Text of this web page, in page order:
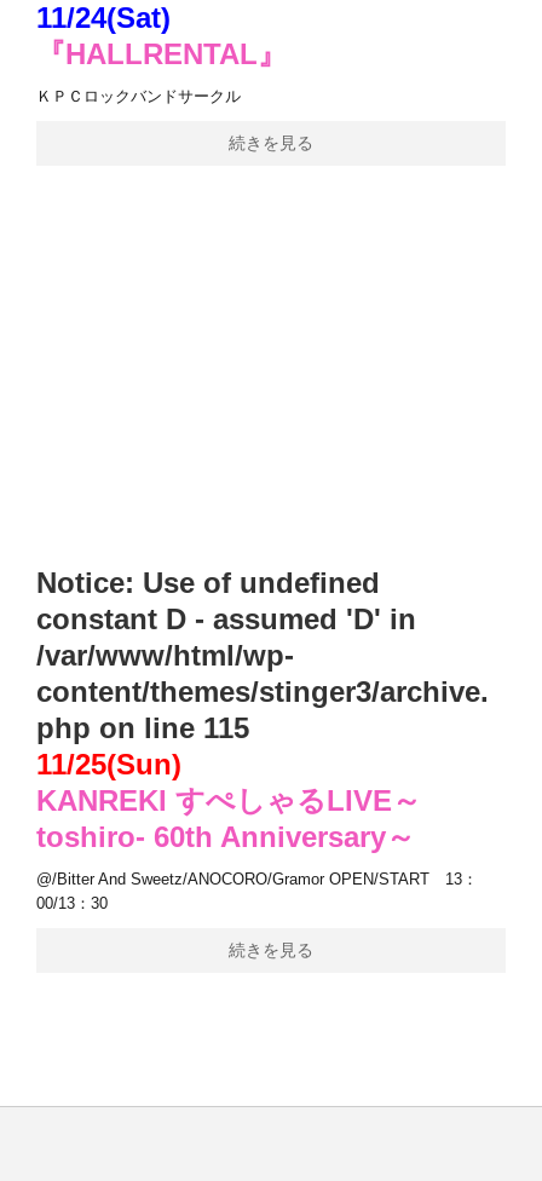
11/24(Sat)
『HALLRENTAL』
ＫＰＣロックバンドサークル
続きを見る
Notice: Use of undefined
constant D - assumed 'D' in
/var/www/html/wp-
content/themes/stinger3/archive.
php on line 115
11/25(Sun)
KANREKI すぺしゃるLIVE～
toshiro- 60th Anniversary～
@/Bitter And Sweetz/ANOCORO/Gramor OPEN/START 13：
00/13：30
続きを見る